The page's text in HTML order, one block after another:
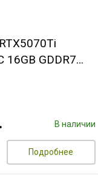
16GB GDDR7
RTL
В наличии
Подробнее